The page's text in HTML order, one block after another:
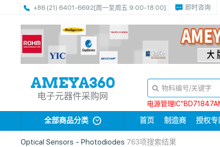
+86 (21) 6401-6692[周一至周五 9:00-18:00] 即时咨询
电子元器件采购网
电源管理
全部商品分类 首页 制造商 授权专
Optical Sensors - Photodiodes 763项搜索结果